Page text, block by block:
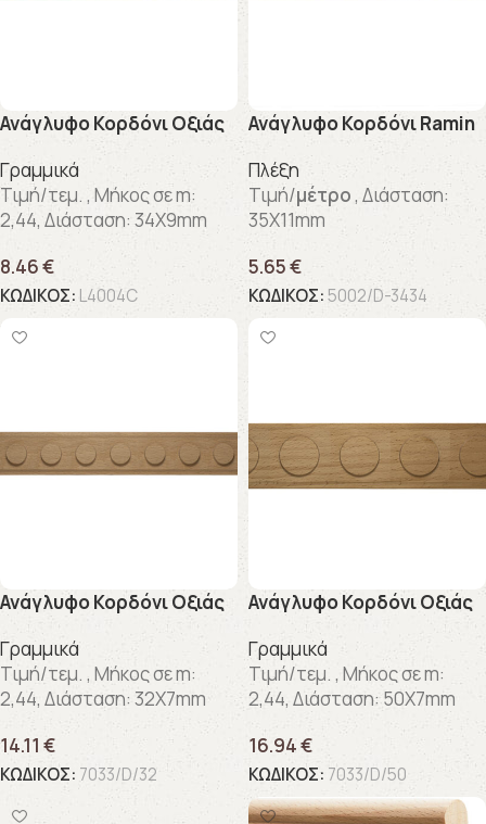
Ανάγλυφo Κορδόνι Οξιάς
Γραμμικά
Τιμή/τεμ. , Μήκος σε m:
2,44, Διάσταση: 34X9mm
8.46€
ΚΩΔΙΚΟΣ: L4004C
Ανάγλυφo Κορδόνι Ramin
Πλέξη
Τιμή/μέτρο, Διάσταση:
35X11mm
5.65€
ΚΩΔΙΚΟΣ:5002/D-3434
Ανάγλυφo Κορδόνι Οξιάς
Γραμμικά
Τιμή/τεμ. , Μήκος σε m:
2,44, Διάσταση: 32X7mm
14.11 €
ΚΩΔΙΚΟΣ: 7033/D/32
Ανάγλυφo Κορδόνι Οξιάς
Γραμμικά
Τιμή/τεμ. , Μήκος σε m:
2,44, Διάσταση: 50X7mm
16.94€
ΚΩΔΙΚΟΣ: 7033/D/50